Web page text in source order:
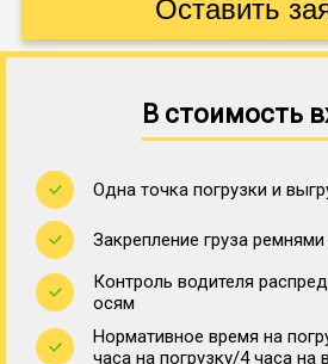
В стоимость
Одна точка погрузки и
Закрепление груза ремнями
Контроль водителя
осям
Нормативное время на
часа на погрузку/4 часа на